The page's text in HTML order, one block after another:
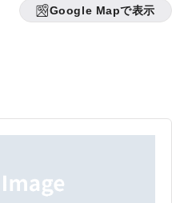
Google Mapで表示